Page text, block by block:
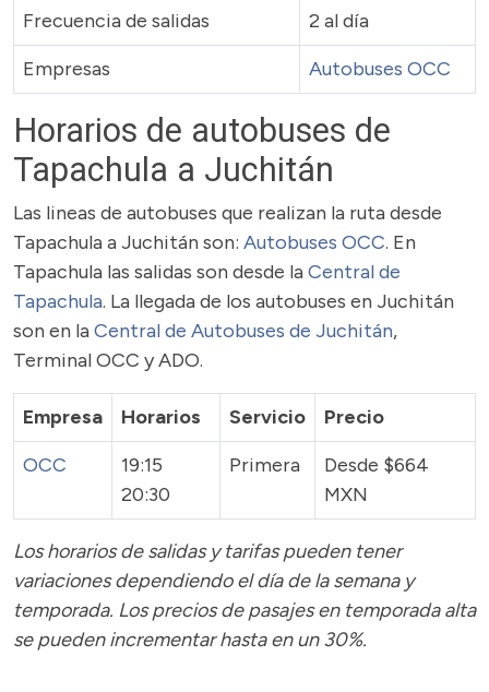
Frecuencia de salidas
2 al día
Empresas
Autobuses OCC
Horarios de autobuses de
Tapachula a Juchitán
Las lineas de autobuses que realizan la ruta desde
Tapachula a Juchitán son: Autobuses OCC. En
Tapachula las salidas son desde laCentral de
Tapachula. La llegada de los autobuses en Juchitán
son en laCentral de Autobuses de Juchitán,
Terminal OCC y ADO.
Empresa Horarios Servicio
Precio
OCC
19:15
20:30
Primera
Desde $664
MXN
Los horarios de salidas y tarifas pueden tener
variaciones dependiendo el día de la semana y
temporada. Los precios de pasajesen temporada alta
se pueden incrementar hasta en un 30%.